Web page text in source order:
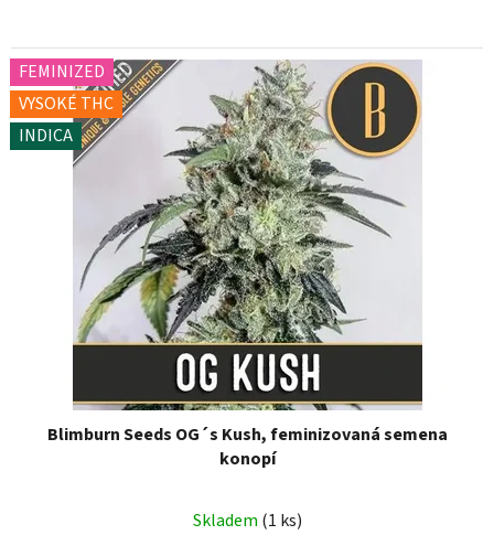
FEMINIZED
VYSOKÉ THC
INDICA
Blimburn Seeds OG´s Kush, feminizovaná semena
konopí
Skladem (1 ks)